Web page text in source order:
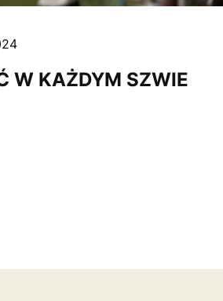
W KAŻDYM SZWIE